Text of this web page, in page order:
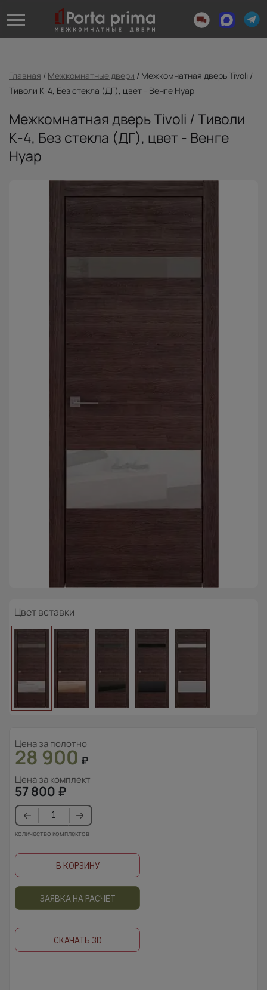
Главная / Межкомнатные двери / Межкомнатная дверь Tivoli /
Тиволи К-4, Без стекла (ДГ), цвет - Венге Нуар
Межкомнатная дверь Tivoli / Тиволи
К-4, Без стекла (ДГ), цвет - Венге
Нуар
Цвет вставки
Цена за полотно
28 900 ₽
Цена за комплект
57 800 ₽
количество комплектов
В КОРЗИНУ
ЗАЯВКА НА РАСЧЁТ
СКАЧАТЬ 3D